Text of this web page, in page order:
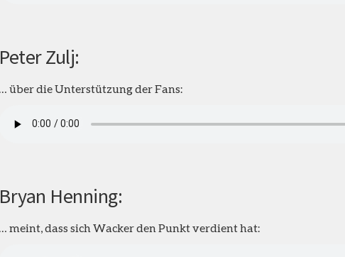
Peter Zulj:
… über die Unterstützung der Fans:
Bryan Henning:
… meint, dass sich Wacker den Punkt verdient hat: